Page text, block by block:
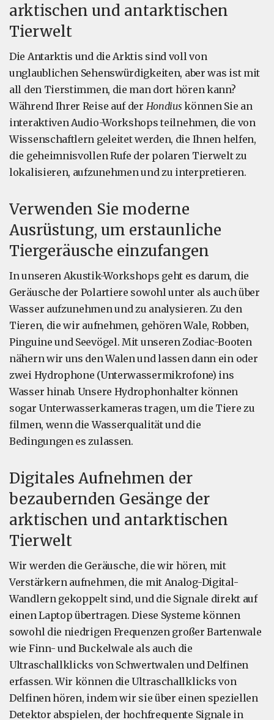
arktischen und antarktischen
Tierwelt
Die Antarktis und die Arktis sind voll von
unglaublichen Sehenswürdigkeiten, aber was ist mit
all den Tierstimmen, die man dort hören kann?
Während Ihrer Reise auf der Hondius können Sie an
interaktiven Audio-Workshops teilnehmen, die von
Wissenschaftlern geleitet werden, die Ihnen helfen,
die geheimnisvollen Rufe der polaren Tierwelt zu
lokalisieren, aufzunehmen und zu interpretieren.
Verwenden Sie moderne
Ausrüstung, um erstaunliche
Tiergeräusche einzufangen
In unseren Akustik-Workshops geht es darum, die
Geräusche der Polartiere sowohl unter als auch über
Wasser aufzunehmen und zu analysieren. Zu den
Tieren, die wir aufnehmen, gehören Wale, Robben,
Pinguine und Seevögel. Mit unseren Zodiac-Booten
nähern wir uns den Walen und lassen dann ein oder
zwei Hydrophone (Unterwassermikrofone) ins
Wasser hinab. Unsere Hydrophonhalter können
sogar Unterwasserkameras tragen, um die Tiere zu
filmen, wenn die Wasserqualität und die
Bedingungen es zulassen.
Digitales Aufnehmen der
bezaubernden Gesänge der
arktischen und antarktischen
Tierwelt
Wir werden die Geräusche, die wir hören, mit
Verstärkern aufnehmen, die mit Analog-Digital-
Wandlern gekoppelt sind, und die Signale direkt auf
einen Laptop übertragen. Diese Systeme können
sowohl die niedrigen Frequenzen großer Bartenwale
wie Finn- und Buckelwale als auch die
Ultraschallklicks von Schwertwalen und Delfinen
erfassen. Wir können die Ultraschallklicks von
Delfinen hören, indem wir sie über einen speziellen
Detektor abspielen, der hochfrequente Signale in